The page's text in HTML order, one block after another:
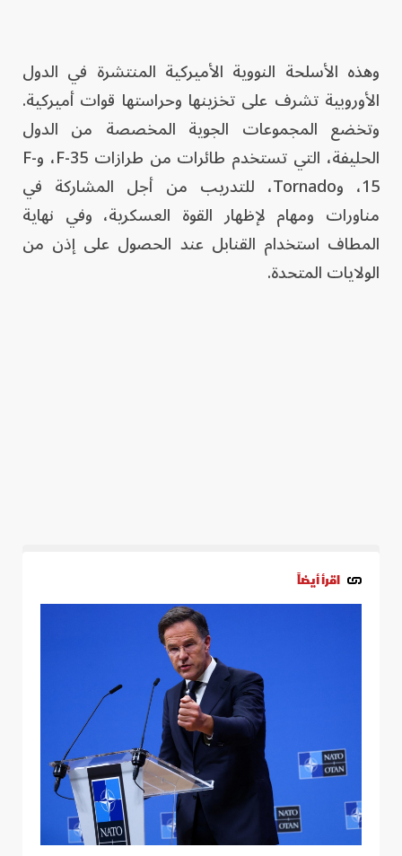
وهذه الأسلحة النووية الأميركية المنتشرة في الدول
الأوروبية تشرف على تخزينها وحراستها قوات أميركية.
وتخضع المجموعات الجوية المخصصة من الدول
الحليفة، التي تستخدم طائرات من طرازات F-35، وF-
15، وTornado، للتدريب من أجل المشاركة في
مناورات ومهام لإظهار القوة العسكرية، وفي نهاية
المطاف استخدام القنابل عند الحصول على إذن من
الولايات المتحدة.
اقرأ أيضاً